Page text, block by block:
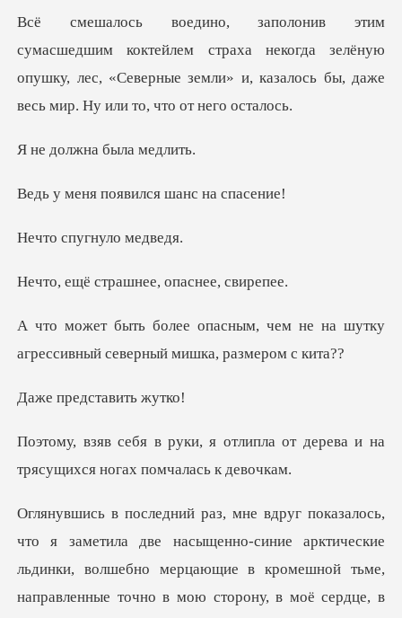
м страха некогда зелёную
опушку, лес, «Северные земли» и,
жна была
появился шан
пугнуло
рашнее, опасн
чем не на шутку
агрессивный се
едстави
тлипла от дерева и на
трясущих
щенно-синие арктические
льдинки, волшебно мерцающие в кромешной тьме,
напр